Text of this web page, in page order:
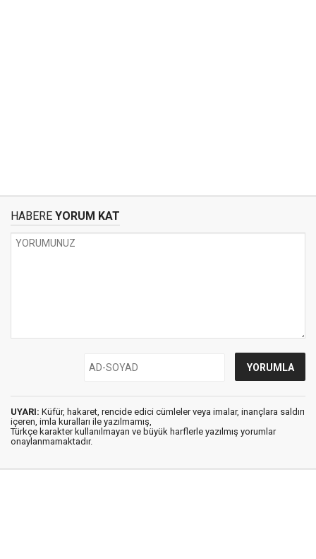
HABERE YORUM KAT
UYARI: Küfür, hakaret, rencide edici cümleler veya imalar, inançlara saldırı
içeren, imla kuralları ile yazılmamış,
Türkçe karakter kullanılmayan ve büyük harflerle yazılmış yorumlar
onaylanmamaktadır.